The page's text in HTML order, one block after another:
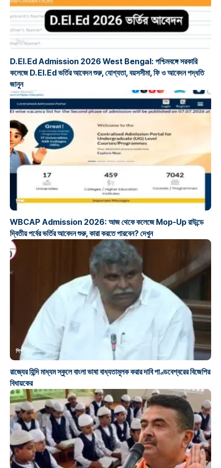
শিক্ষা
D.El.Ed Admission 2026 West Bengal: পশ্চিমবঙ্গে সরকারি
কলেজে D.El.Ed ভর্তির আবেদন শুরু, যোগ্যতা, বয়সসীমা, ফি ও আবেদন পদ্ধতি
জানুন
শিক্ষা
WBCAP Admission 2026: আজ থেকে কলেজে Mop-Up রাউন্ডে
দ্বিতীয় পর্বের ভর্তির আবেদন শুরু, কারা করতে পারবেন? দেখুন
শিক্ষা
রাজ্যের হিন্দি মাধ্যম স্কুলে বাংলা ভাষা বাধ্যতামূলক করার দাবি পাণ্ডবেশ্বরের বিজেপির
বিধায়কের